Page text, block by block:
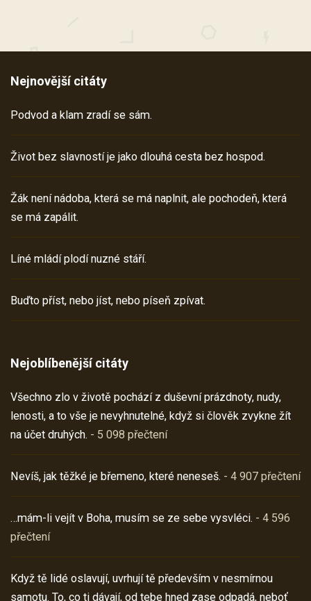
Nejnovější citáty
Podvod a klam zradí se sám.
Život bez slavností je jako dlouhá cesta bez hospod.
Žák není nádoba, která se má naplnit, ale pochodeň, která
se má zapálit.
Líné mládí plodí nuzné stáří.
Buďto příst, nebo jíst, nebo píseň zpívat.
Nejoblíbenější citáty
Všechno zlo v životě pochází z duševní prázdnoty, nudy,
lenosti, a to vše je nevyhnutelné, když si člověk zvykne žít
na účet druhých. - 5 098 přečtení
Nevíš, jak těžké je břemeno, které neneseš. - 4 907 přečtení
…mám-li vejít v Boha, musím se ze sebe vysvléci. - 4 596
přečtení
Když tě lidé oslavují, uvrhují tě především v nesmírnou
samotu. To, co ti dávají, od tebe hned zase odpadá, neboť